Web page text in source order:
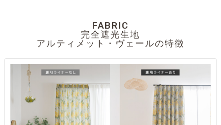
FABRIC
完全遮光生地
アルティメット・ヴェールの特徴